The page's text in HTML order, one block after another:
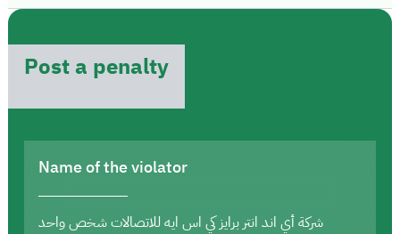
Post a penalty
Name of the violator
شركة أي اند انتر برايز كي اس ايه للاتصالات شخص واحد